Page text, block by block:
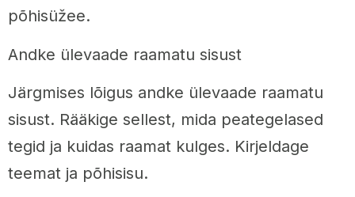
põhisüžee.
Andke ülevaade raamatu sisust
Järgmises lõigus andke ülevaade raamatu
sisust. Rääkige sellest, mida peategelased
tegid ja kuidas raamat kulges. Kirjeldage
teemat ja põhisisu.